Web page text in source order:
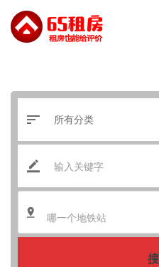
哪一个地铁站